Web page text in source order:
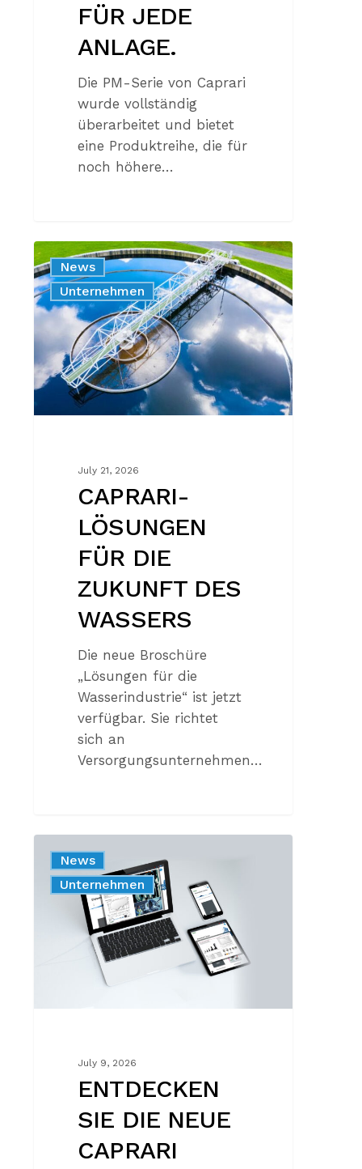
FÜR JEDE
ANLAGE.
Die PM-Serie von Caprari
wurde vollständig
überarbeitet und bietet
eine Produktreihe, die für
noch höhere…
CAPRARI-
LÖSUNGEN
FÜR
DIE
ZUKUNFT
DES
WASSERS
News
Unternehmen
July 21, 2026
CAPRARI-
LÖSUNGEN
FÜR DIE
ZUKUNFT DES
WASSERS
Die neue Broschüre
„Lösungen für die
Wasserindustrie“ ist jetzt
verfügbar. Sie richtet
sich an
Versorgungsunternehmen…
SIE
CAPRARI
PRODUCT
News
Unternehmen
July 9, 2026
ENTDECKEN
SIE DIE NEUE
CAPRARI